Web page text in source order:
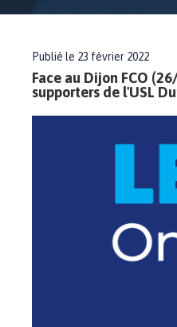
Publié le 23 février 2022
Face au Dijon FCO
supporters de l'USL